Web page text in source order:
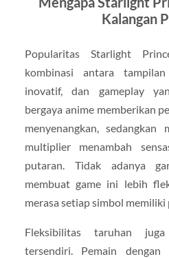
Kalangan
Popularitas Starlight
kombinasi antara
inovatif, dan gameplay
bergaya anime memberikan
menyenangkan, sedangkan
multiplier menambah
putaran. Tidak adanya
membuat game ini lebih
merasa setiap simbol memiliki
Fleksibilitas taruhan
tersendiri. Pemain